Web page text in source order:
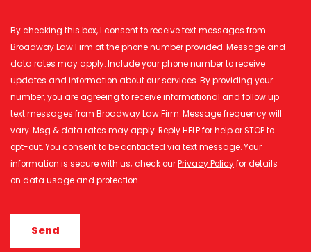
By checking this box, I consent to receive text messages from
Broadway Law Firm at the phone number provided. Message and
data rates may apply. Include your phone number to receive
updates and information about our services. By providing your
number, you are agreeing to receive informational and follow up
text messages from Broadway Law Firm. Message frequency will
vary. Msg & data rates may apply. Reply HELP for help or STOP to
opt-out. You consent to be contacted via text message. Your
information is secure with us; check ourPrivacy Policyfor details
on data usage and protection.